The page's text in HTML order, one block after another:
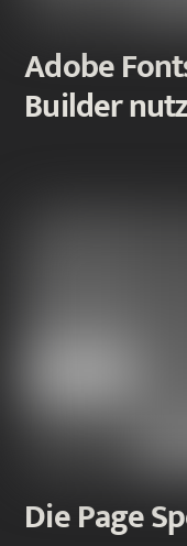
Adobe
Builder
Die Page